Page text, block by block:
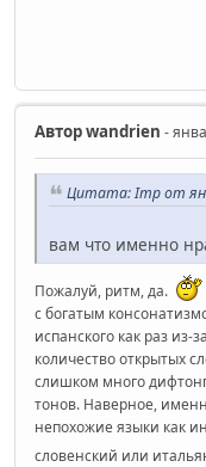
Авторwandrien -
Цитата: Imp от
вам что именно
Пожалуй, ритм, да.
с богатым
испанского как раз из-
количество открытых
слишком много
тонов. Наверное,
непохожие языки как
словенский или